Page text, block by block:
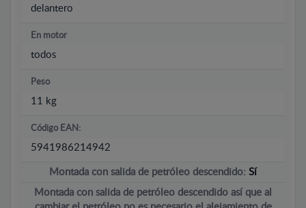
delantero
En motor
todos
Peso
11 kg
Código EAN:
5941986214942
Montada con salida de petróleo descendido: Sí
Montada con salida de petróleo descendido así que al